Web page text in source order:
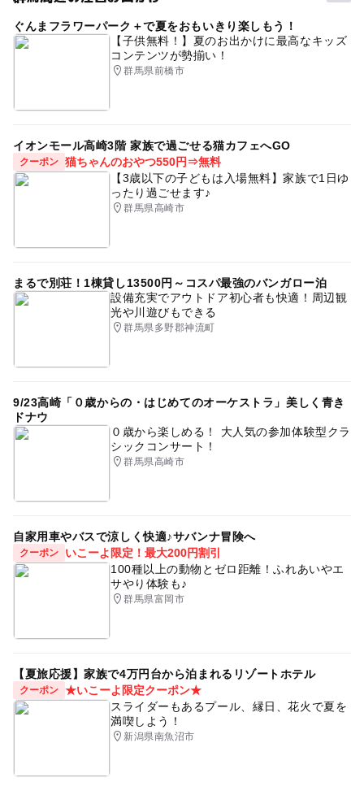
ぐんまフラワーパーク＋で夏をおもいきり楽しもう！
【子供無料！】夏のお出かけに最高なキッズ
コンテンツが勢揃い！
群馬県前橋市
イオンモール高崎3階 家族で過ごせる猫カフェへGO
クーポン 猫ちゃんのおやつ550円⇒無料
【3歳以下の子どもは入場無料】家族で1日ゆ
ったり過ごせます♪
群馬県高崎市
まるで別荘！1棟貸し13500円～コスパ最強のバンガロー泊
設備充実でアウトドア初心者も快適！周辺観
光や川遊びもできる
群馬県多野郡神流町
9/23高崎「０歳からの・はじめてのオーケストラ」美しく青き
ドナウ
０歳から楽しめる！ 大人気の参加体験型クラ
シックコンサート！
群馬県高崎市
自家用車やバスで涼しく快適♪サバンナ冒険へ
クーポン
いこーよ限定！最大200円割引
100種以上の動物とゼロ距離！ふれあいやエ
サやり体験も♪
群馬県富岡市
【夏旅応援】家族で4万円台から泊まれるリゾートホテル
クーポン ★いこーよ限定クーポン★
スライダーもあるプール、縁日、花火で夏を
満喫しよう！
新潟県南魚沼市